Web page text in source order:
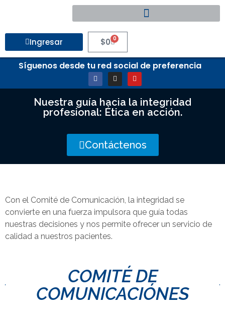
Ingresar $0 0
Síguenos desde tu red social de preferencia
Nuestra guía hacia la integridad
profesional: Ética en acción.
Contáctenos
Con el Comité de Comunicación, la integridad se
convierte en una fuerza impulsora que guía todas
nuestras decisiones y nos permite ofrecer un servicio de
calidad a nuestros pacientes.
COMITÉ DE
COMUNICACIÓNES